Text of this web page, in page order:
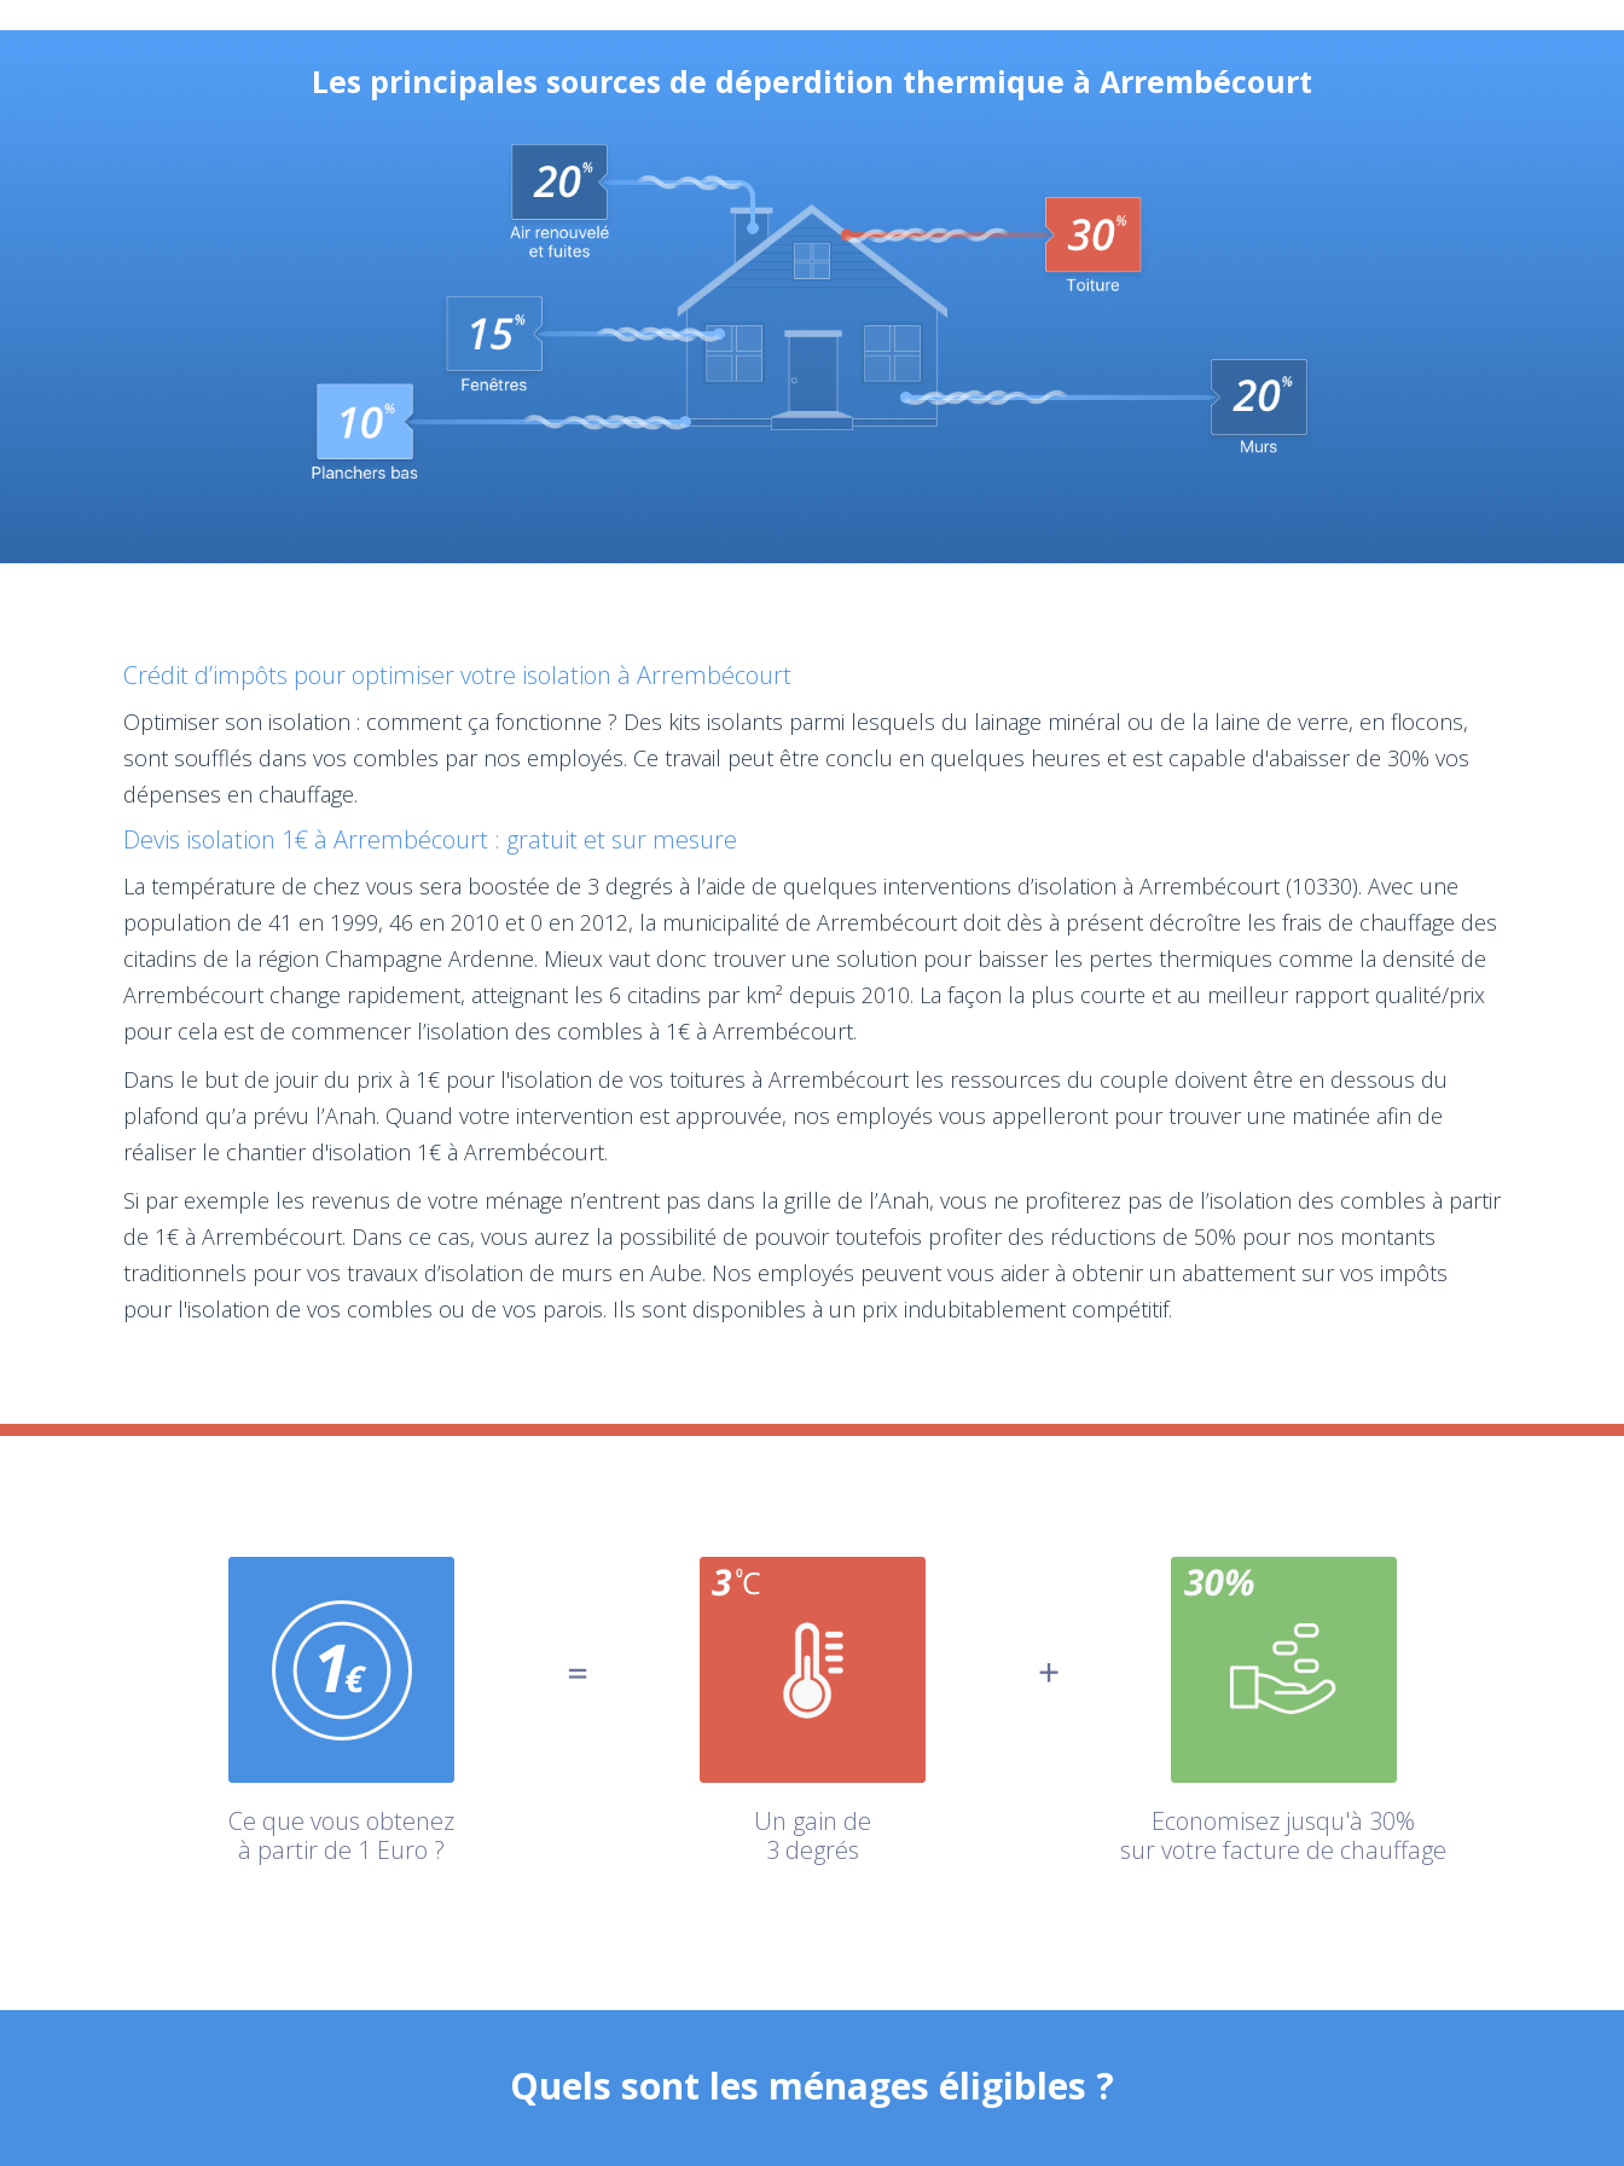
Les principales sources de déperdition thermique à Arrembécourt
Crédit d’impôts pour optimiser votre isolation à Arrembécourt
Optimiser son isolation : comment ça fonctionne ? Des kits isolants parmi lesquels du lainage minéral ou de la laine de verre, en flocons,
sont soufflés dans vos combles par nos employés. Ce travail peut être conclu en quelques heures et est capable d'abaisser de 30% vos
dépenses en chauffage.
Devis isolation 1€ à Arrembécourt : gratuit et sur mesure
La température de chez vous sera boostée de 3 degrés à l’aide de quelques interventions d’isolation à Arrembécourt (10330). Avec une
population de 41 en 1999, 46 en 2010 et 0 en 2012, la municipalité de Arrembécourt doit dès à présent décroître les frais de chauffage des
citadins de la région Champagne Ardenne. Mieux vaut donc trouver une solution pour baisser les pertes thermiques comme la densité de
Arrembécourt change rapidement, atteignant les 6 citadins par km² depuis 2010. La façon la plus courte et au meilleur rapport qualité/prix
pour cela est de commencer l’isolation des combles à 1€ à Arrembécourt.
Dans le but de jouir du prix à 1€ pour l'isolation de vos toitures à Arrembécourt les ressources du couple doivent être en dessous du
plafond qu’a prévu l’Anah. Quand votre intervention est approuvée, nos employés vous appelleront pour trouver une matinée afin de
réaliser le chantier d'isolation 1€ à Arrembécourt.
Si par exemple les revenus de votre ménage n’entrent pas dans la grille de l’Anah, vous ne profiterez pas de l’isolation des combles à partir
de 1€ à Arrembécourt. Dans ce cas, vous aurez la possibilité de pouvoir toutefois profiter des réductions de 50% pour nos montants
traditionnels pour vos travaux d’isolation de murs en Aube. Nos employés peuvent vous aider à obtenir un abattement sur vos impôts
pour l'isolation de vos combles ou de vos parois. Ils sont disponibles à un prix indubitablement compétitif.
Ce que vous obtenez
à partir de 1 Euro ?
Un gain de
3 degrés
Economisez jusqu'à 30%
sur votre facture de chauffage
Quels sont les ménages éligibles ?